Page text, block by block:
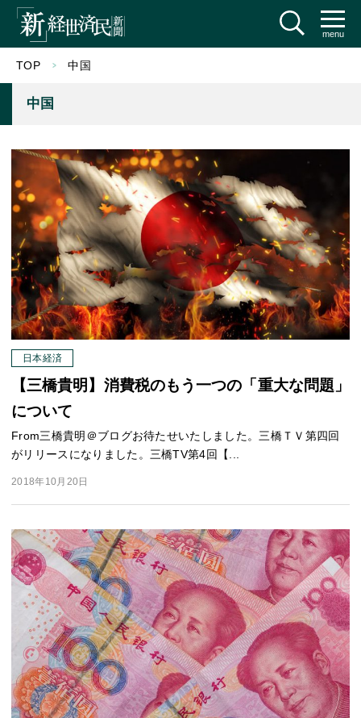
menu
TOP 中国
中国
日本経済
【三橋貴明】消費税のもう一つの「重大な問題」
について
From三橋貴明＠ブログお待たせいたしました。三橋ＴＶ第四回
がリリースになりました。三橋TV第4回【...
2018年10月20日